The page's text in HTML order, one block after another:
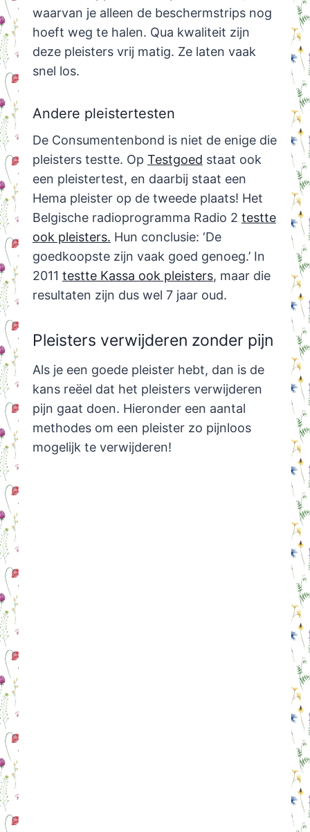
waarvan je alleen de beschermstrips nog
hoeft weg te halen. Qua kwaliteit zijn
deze pleisters vrij matig. Ze laten vaak
snel los.
Andere pleistertesten
De Consumentenbond is niet de enige die
pleisters testte. Op Testgoed staat ook
een pleistertest, en daarbij staat een
Hema pleister op de tweede plaats! Het
Belgische radioprogramma Radio 2 testte
ook pleisters. Hun conclusie: ‘De
goedkoopste zijn vaak goed genoeg.’ In
2011 testte Kassa ook pleisters, maar die
resultaten zijn dus wel 7 jaar oud.
Pleisters verwijderen zonder pijn
Als je een goede pleister hebt, dan is de
kans reëel dat het pleisters verwijderen
pijn gaat doen. Hieronder een aantal
methodes om een pleister zo pijnloos
mogelijk te verwijderen!